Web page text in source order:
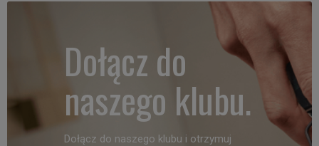
Dołącz do
naszego klubu.
Dołącz do naszego klubu i otrzymuj